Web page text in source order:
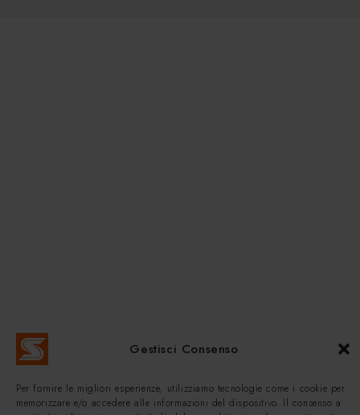
Gestisci Consenso
Per fornire le migliori esperienze, utilizziamo tecnologie come i cookie per
memorizzare e/o accedere alle informazioni del dispositivo. Il consenso a